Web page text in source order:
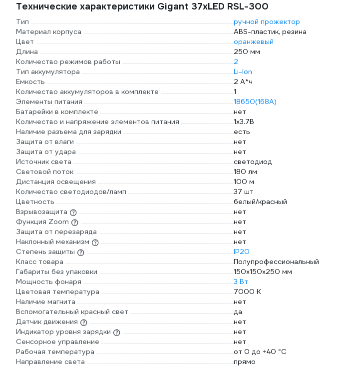
Корпус из прочного ABS-пластика и
резины
Устойчив к механическому воздействию, щелочам,
жирам, бензину
Технические характеристики Gigant 37хLED RSL-300
Тип
ручной прожектор
Материал корпуса
ABS-пластик, резина
Цвет
оранжевый
Длина
250 мм
Количество режимов работы
2
Тип аккумулятора
Li-Ion
Емкость
2 А*ч
Количество аккумуляторов в комплекте
1
Элементы питания
18650(168A)
Батарейки в комплекте
нет
Количество и напряжение элементов питания
1х3.7В
Наличие разъема для зарядки
есть
Защита от влаги
нет
Защита от удара
нет
Источник света
светодиод
Световой поток
180 лм
Дистанция освещения
100 м
Количество светодиодов/ламп
37 шт
Цветность
белый/красный
Взрывозащита
нет
Функция Zoom
нет
Защита от перезаряда
нет
Наклонный механизм
нет
Степень защиты
IP20
Класс товара
Полупрофессиональный
Габариты без упаковки
150x150x250 мм
Мощность фонаря
3 Вт
Цветовая температура
7000 К
Наличие магнита
нет
Вспомогательный красный свет
да
Датчик движения
нет
Индикатор уровня зарядки
нет
Сенсорное управление
нет
Рабочая температура
от 0 до +40 °С
Направление света
прямо